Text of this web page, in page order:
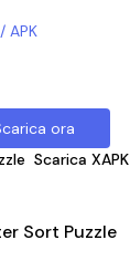
APK
ora
Scarica XAPK
Sort Puzzle